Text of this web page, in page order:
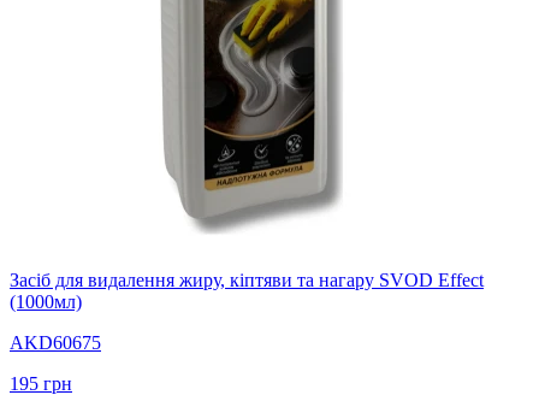
Засіб для видалення жиру, кіптяви та нагару SVOD Effect
(1000мл)
AKD60675
195 грн